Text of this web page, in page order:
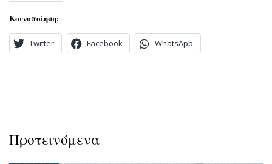
Κοινοποίηση:
Twitter Facebook WhatsApp
Προτεινόμενα